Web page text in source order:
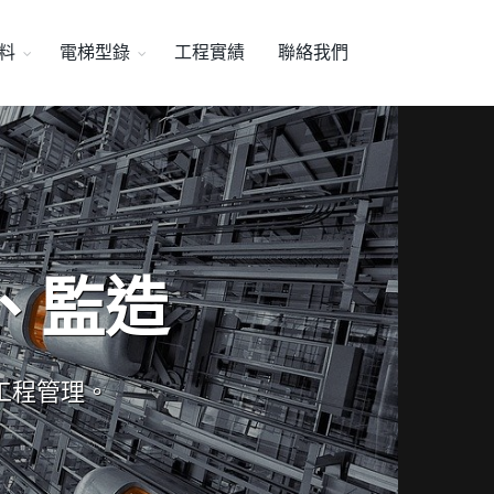
電梯型錄 工程實績 聯絡我們
監造
程管理。